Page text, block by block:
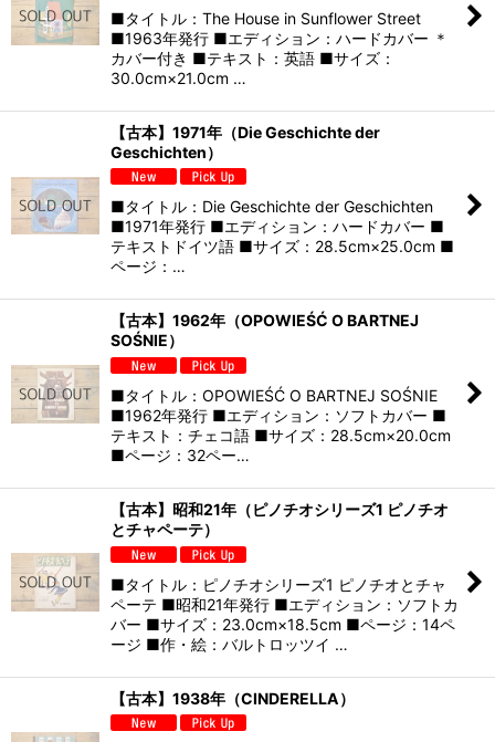
■タイトル：The House in Sunflower Street
■1963年発行 ■エディション：ハードカバー ＊
カバー付き ■テキスト：英語 ■サイズ：
30.0cm×21.0cm …
【古本】1971年（Die Geschichte der
Geschichten）
■タイトル：Die Geschichte der Geschichten
■1971年発行 ■エディション：ハードカバー ■
テキストドイツ語 ■サイズ：28.5cm×25.0cm ■
ページ：…
【古本】1962年（OPOWIEŚĆ O BARTNEJ
SOŚNIE）
■タイトル：OPOWIEŚĆ O BARTNEJ SOŚNIE
■1962年発行 ■エディション：ソフトカバー ■
テキスト：チェコ語 ■サイズ：28.5cm×20.0cm
■ページ：32ペー…
【古本】昭和21年（ピノチオシリーズ1 ピノチオ
とチャペーテ）
■タイトル：ピノチオシリーズ1 ピノチオとチャ
ペーテ ■昭和21年発行 ■エディション：ソフトカ
バー ■サイズ：23.0cm×18.5cm ■ページ：14ペ
ージ ■作・絵：バルトロッツイ …
【古本】1938年（CINDERELLA）